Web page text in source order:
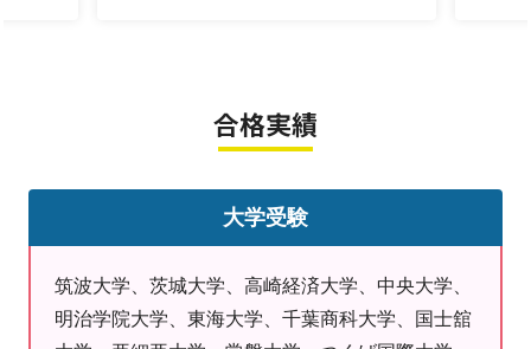
＼8月からの通塾スタートをお得に応援／
8月31日までの期間限定キャンペーン実施中
①90分×4回分授業無料
合格実績
大学受験
筑波大学、茨城大学、高崎経済大学、中央大学、
明治学院大学、東海大学、千葉商科大学、国士舘